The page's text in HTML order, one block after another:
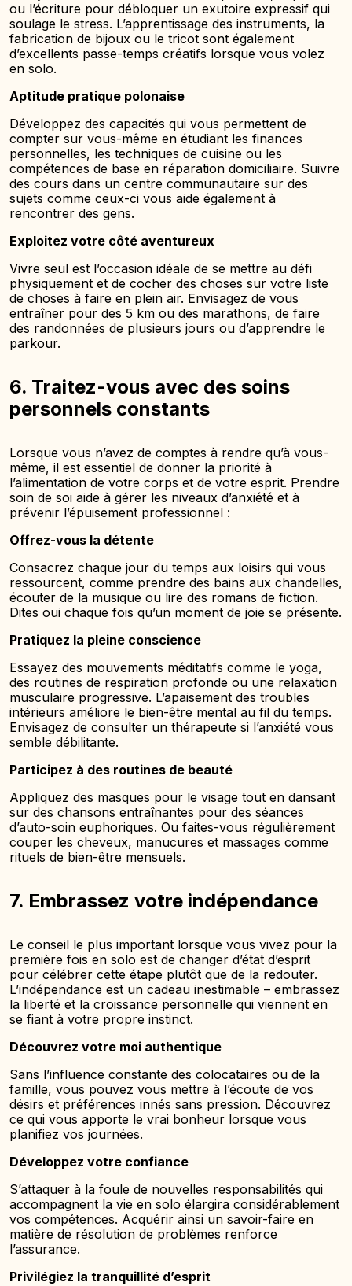
ou l’écriture pour débloquer un exutoire expressif qui
soulage le stress. L’apprentissage des instruments, la
fabrication de bijoux ou le tricot sont également
d’excellents passe-temps créatifs lorsque vous volez
en solo.
Aptitude pratique polonaise
Développez des capacités qui vous permettent de
compter sur vous-même en étudiant les finances
personnelles, les techniques de cuisine ou les
compétences de base en réparation domiciliaire. Suivre
des cours dans un centre communautaire sur des
sujets comme ceux-ci vous aide également à
rencontrer des gens.
Exploitez votre côté aventureux
Vivre seul est l’occasion idéale de se mettre au défi
physiquement et de cocher des choses sur votre liste
de choses à faire en plein air. Envisagez de vous
entraîner pour des 5 km ou des marathons, de faire
des randonnées de plusieurs jours ou d’apprendre le
parkour.
6. Traitez-vous avec des soins
personnels constants
Lorsque vous n’avez de comptes à rendre qu’à vous-
même, il est essentiel de donner la priorité à
l’alimentation de votre corps et de votre esprit. Prendre
soin de soi aide à gérer les niveaux d’anxiété et à
prévenir l’épuisement professionnel :
Offrez-vous la détente
Consacrez chaque jour du temps aux loisirs qui vous
ressourcent, comme prendre des bains aux chandelles,
écouter de la musique ou lire des romans de fiction.
Dites oui chaque fois qu’un moment de joie se présente.
Pratiquez la pleine conscience
Essayez des mouvements méditatifs comme le yoga,
des routines de respiration profonde ou une relaxation
musculaire progressive. L’apaisement des troubles
intérieurs améliore le bien-être mental au fil du temps.
Envisagez de consulter un thérapeute si l’anxiété vous
semble débilitante.
Participez à des routines de beauté
Appliquez des masques pour le visage tout en dansant
sur des chansons entraînantes pour des séances
d’auto-soin euphoriques. Ou faites-vous régulièrement
couper les cheveux, manucures et massages comme
rituels de bien-être mensuels.
7. Embrassez votre indépendance
Le conseil le plus important lorsque vous vivez pour la
première fois en solo est de changer d’état d’esprit
pour célébrer cette étape plutôt que de la redouter.
L’indépendance est un cadeau inestimable – embrassez
la liberté et la croissance personnelle qui viennent en
se fiant à votre propre instinct.
Découvrez votre moi authentique
Sans l’influence constante des colocataires ou de la
famille, vous pouvez vous mettre à l’écoute de vos
désirs et préférences innés sans pression. Découvrez
ce qui vous apporte le vrai bonheur lorsque vous
planifiez vos journées.
Développez votre confiance
S’attaquer à la foule de nouvelles responsabilités qui
accompagnent la vie en solo élargira considérablement
vos compétences. Acquérir ainsi un savoir-faire en
matière de résolution de problèmes renforce
l’assurance.
Privilégiez la tranquillité d’esprit